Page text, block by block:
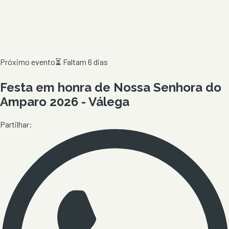
Próximo evento⏳ Faltam 6 dias
Festa em honra de Nossa Senhora do
Amparo 2026 - Válega
Partilhar: